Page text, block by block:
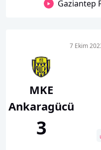
Gaziantep
MKE
Ankaragücü
3
7 Ekim